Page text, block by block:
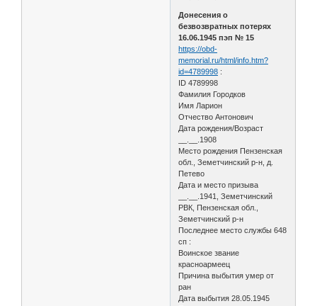
Донесения о
безвозвратных потерях
16.06.1945 пэп № 15
https://obd-
memorial.ru/html/info.htm?
id=4789998 :
ID 4789998
Фамилия Городков
Имя Ларион
Отчество Антонович
Дата рождения/Возраст
__.__.1908
Место рождения Пензенская
обл., Земетчинский р-н, д.
Петево
Дата и место призыва
__.__.1941, Земетчинский
РВК, Пензенская обл.,
Земетчинский р-н
Последнее место службы 648
сп :
Воинское звание
красноармеец
Причина выбытия умер от
ран
Дата выбытия 28.05.1945